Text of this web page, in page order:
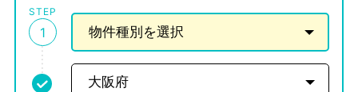
STEP
1